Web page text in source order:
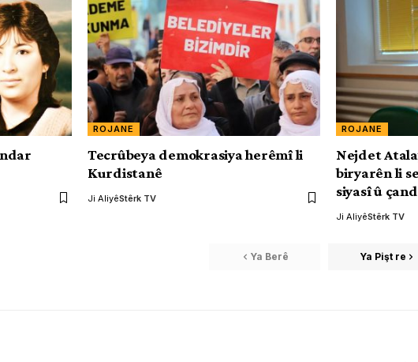
ROJANE
Tecrûbeya demokrasiya herêmî li
Kurdistanê
Ji AliyêStêrk TV
ROJANE
Nejdet
biryarên li
siyasî û
Ji AliyêStêrk TV
Ya Berê Ya Pişt re